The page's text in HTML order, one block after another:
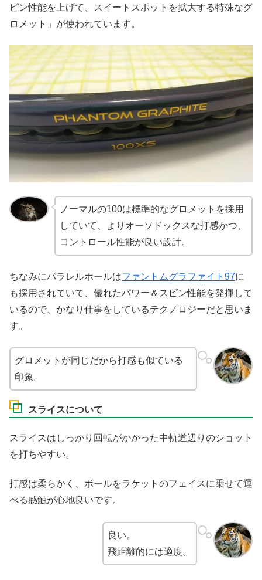
ピン性能を上げて、スイートスポットを拡大する特殊なグ
ロメット」が使われています。
ノーマルの100は標準的なグロメットを採用
していて、よりオーソドックスな打感かつ、
コントロール性能が良い設計。
ちなみにパラレルホールはファントムグラファイト97に
も採用されていて、優れたパワー＆スピン性能を発揮して
いるので、かなり仕事をしているテクノロジーだと思いま
す。
グロメットが同じだから打感も似ている
印象。
スライスについて
スライスはしっかり回転がかかった中軌道辺りのショット
を打ちやすい。
打感は柔らかく、ボールをラケットのフェイスに乗せて運
べる感触が心地良いです。
良い。
飛距離的には適度。